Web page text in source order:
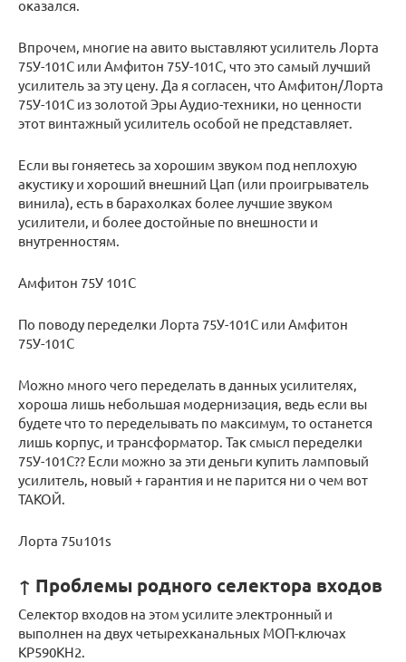
оказался.
Впрочем, многие на авито выставляют усилитель Лорта
75У-101С или Амфитон 75У-101С, что это самый лучший
усилитель за эту цену. Да я согласен, что Амфитон/Лорта
75У-101С из золотой Эры Аудио-техники, но ценности
этот винтажный усилитель особой не представляет.
Если вы гоняетесь за хорошим звуком под неплохую
акустику и хороший внешний Цап (или проигрыватель
винила), есть в барахолках более лучшие звуком
усилители, и более достойные по внешности и
внутренностям.
Амфитон 75У 101С
По поводу переделки Лорта 75У-101С или Амфитон
75У-101С
Можно много чего переделать в данных усилителях,
хороша лишь небольшая модернизация, ведь если вы
будете что то переделывать по максимум, то останется
лишь корпус, и трансформатор. Так смысл переделки
75У-101С?? Если можно за эти деньги купить ламповый
усилитель, новый + гарантия и не парится ни о чем вот
ТАКОЙ.
Лорта 75u101s
↑ Проблемы родного селектора входов
Селектор входов на этом усилите электронный и
выполнен на двух четырехканальных МОП-ключах
КР590КН2.